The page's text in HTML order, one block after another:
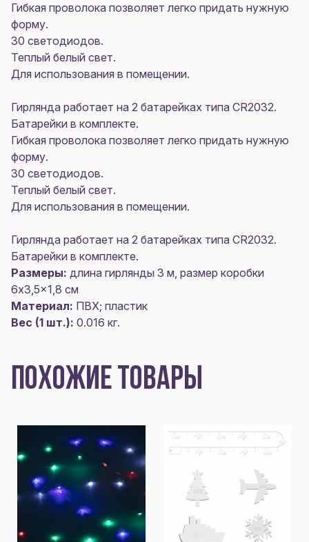
Гибкая проволока позволяет легко придать нужную
форму.
30 светодиодов.
Теплый белый свет.
Для использования в помещении.
Гирлянда работает на 2 батарейках типа CR2032.
Батарейки в комплекте.
Гибкая проволока позволяет легко придать нужную
форму.
30 светодиодов.
Теплый белый свет.
Для использования в помещении.
Гирлянда работает на 2 батарейках типа CR2032.
Батарейки в комплекте.
Размеры: длина гирлянды 3 м, размер коробки
6x3,5x1,8 см
Материал: ПВХ; пластик
Вес (1 шт.): 0.016 кг.
ПОХОЖИЕ ТОВАРЫ